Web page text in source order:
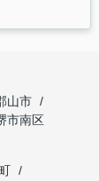
山市
市南区